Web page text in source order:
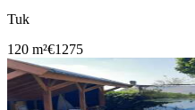
Tuk
120 m²€1275